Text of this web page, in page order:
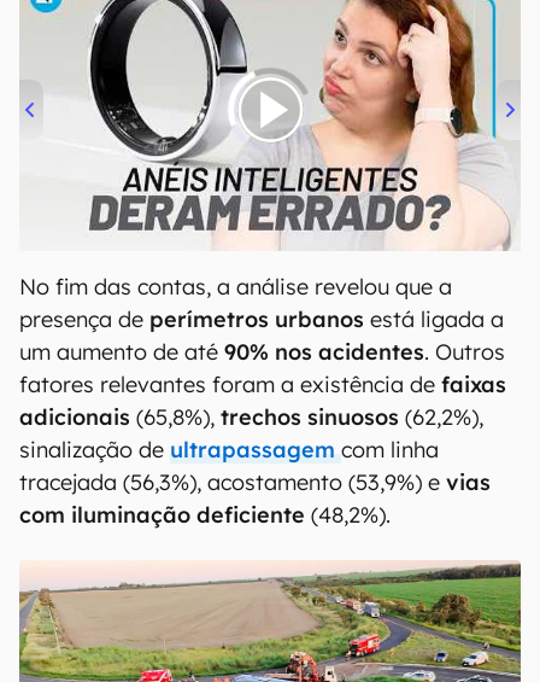
00:00/21:11
No fim das contas, a análise revelou que a
presença de perímetros urbanos está ligada a
um aumento de até 90% nos acidentes. Outros
fatores relevantes foram a existência de faixas
adicionais (65,8%), trechos sinuosos (62,2%),
sinalização de ultrapassagem com linha
tracejada (56,3%), acostamento (53,9%) e vias
com iluminação deficiente (48,2%).